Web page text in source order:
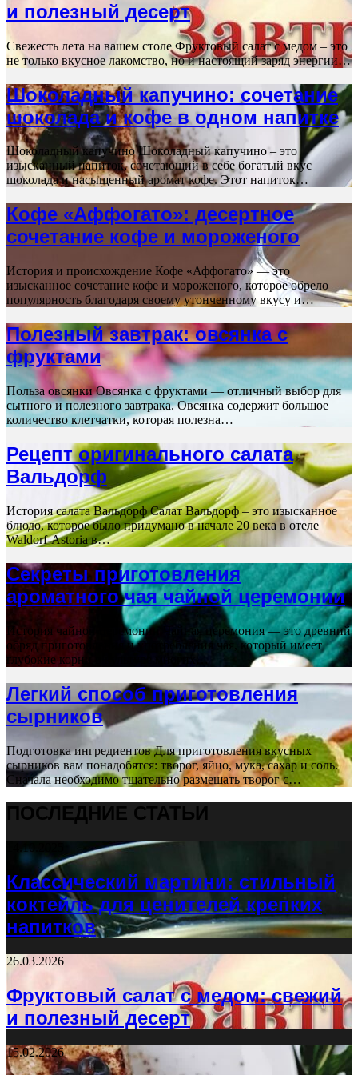
и полезный десерт
Свежесть лета на вашем столе Фруктовый салат с медом – это
не только вкусное лакомство, но и настоящий заряд энергии…
Шоколадный капучино: сочетание
шоколада и кофе в одном напитке
Шоколадный капучино Шоколадный капучино – это
изысканный напиток, сочетающий в себе богатый вкус
шоколада и насыщенный аромат кофе. Этот напиток…
Кофе «Аффогато»: десертное
сочетание кофе и мороженого
История и происхождение Кофе «Аффогато» — это
изысканное сочетание кофе и мороженого, которое обрело
популярность благодаря своему утонченному вкусу и…
Полезный завтрак: овсянка с
фруктами
Польза овсянки Овсянка с фруктами — отличный выбор для
сытного и полезного завтрака. Овсянка содержит большое
количество клетчатки, которая полезна…
Рецепт оригинального салата
Вальдорф
История салата Вальдорф Салат Вальдорф – это изысканное
блюдо, которое было придумано в начале 20 века в отеле
Waldorf-Astoria в…
Секреты приготовления
ароматного чая чайной церемонии
История чайной церемонии Чайная церемония — это древний
обряд приготовления и употребления чая, который имеет
глубокие корни в культуре многих…
Легкий способ приготовления
сырников
Подготовка ингредиентов Для приготовления вкусных
сырников вам понадобятся: творог, яйцо, мука, сахар и соль.
Сначала необходимо тщательно размешать творог с…
ПОСЛЕДНИЕ СТАТЬИ
14.10.2025
Классический мартини: стильный
коктейль для ценителей крепких
напитков
26.03.2026
Фруктовый салат с медом: свежий
и полезный десерт
15.02.2026